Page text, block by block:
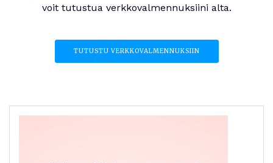
voit tutustua verkkovalmennuksiini alta.
TUTUSTU VERKKOVALMENNUKSIIN